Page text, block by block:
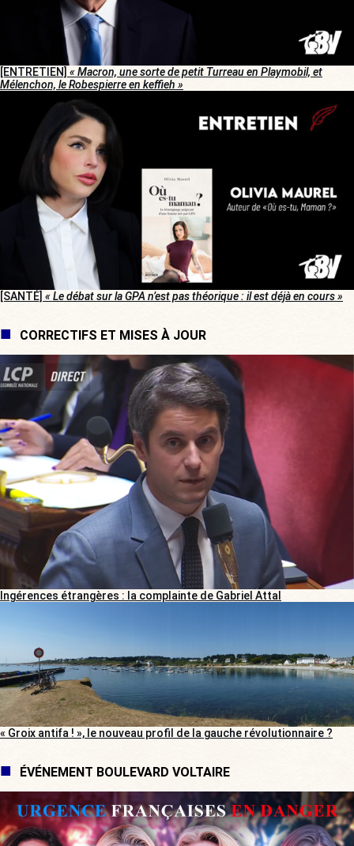
[ENTRETIEN] « Macron, une sorte de petit Turreau en Playmobil, et
Mélenchon, le Robespierre en keffieh »
[SANTÉ] « Le débat sur la GPA n’est pas théorique : il est déjà en cours »
CORRECTIFS ET MISES À JOUR
Ingérences étrangères : la complainte de Gabriel Attal
« Groix antifa ! », le nouveau profil de la gauche révolutionnaire ?
ÉVÉNEMENT BOULEVARD VOLTAIRE